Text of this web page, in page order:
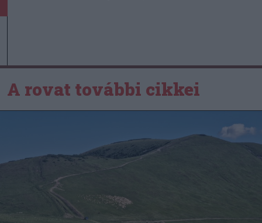
A rovat további cikkei